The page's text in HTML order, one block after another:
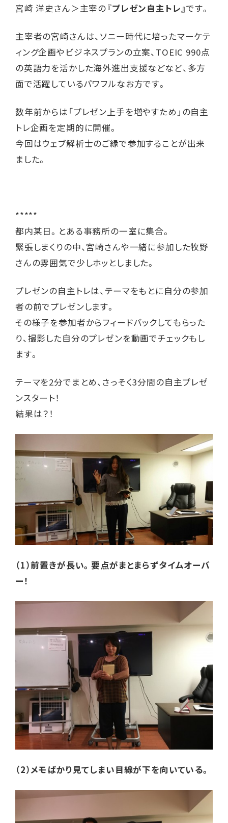
宮崎 洋史さん＞主宰の『プレゼン自主トレ』です。
主宰者の宮崎さんは、ソニー時代に培ったマーケテ
ィング企画やビジネスプランの立案、TOEIC 990点
の英語力を活かした海外進出支援などなど、多方
面で活躍しているパワフルなお方です。
数年前からは「プレゼン上手を増やすため」の自主
トレ企画を定期的に開催。
今回はウェブ解析士のご縁で参加することが出来
ました。
*****
都内某日。とある事務所の一室に集合。
緊張しまくりの中、宮崎さんや一緒に参加した牧野
さんの雰囲気で少しホッとしました。
プレゼンの自主トレは、テーマをもとに自分の参加
者の前でプレゼンします。
その様子を参加者からフィードバックしてもらった
り、撮影した自分のプレゼンを動画でチェックもし
ます。
テーマを2分でまとめ、さっそく3分間の自主プレゼ
ンスタート！
結果は？！
（1）前置きが長い。要点がまとまらずタイムオーバ
ー！
（2）メモばかり見てしまい目線が下を向いている。